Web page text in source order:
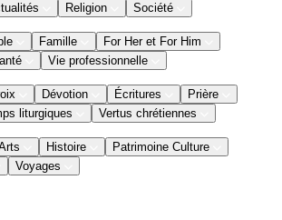
Religion Société
Famille
For Her et For Him
Vie professionnelle
Dévotion Écritures
Prière
liturgiques Vertus chrétiennes
Histoire
Patrimoine Culture
Voyages